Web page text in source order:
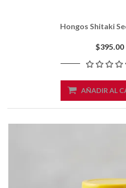
Hongos Shitaki
$395.00
AÑADIR AL